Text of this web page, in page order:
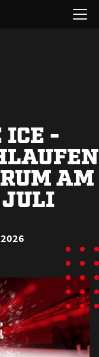
Menü
öffnen
ICE -
AM
JULI